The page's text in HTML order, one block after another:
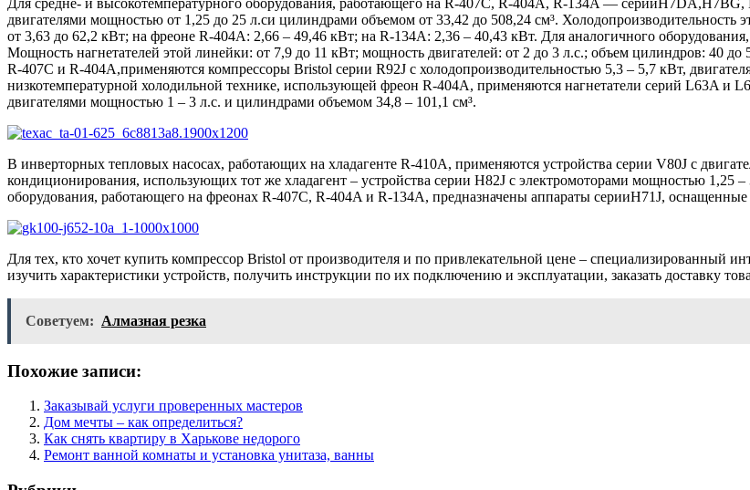
двигателями мощностью от 1,25 до 25 л.си цилиндрами объемом от 33,42 до 508,24 см³. Холодопроизводительность
от 3,63 до 62,2 кВт; на фреоне R-404A: 2,66 – 49,46 кВт; на R-134A: 2,36 – 40,43 кВт. Для аналогичного
Мощность нагнетателей этой линейки: от 7,9 до 11 кВт; мощность двигателей: от 2 до 3 л.с.; объем цилиндров: 40
R-407C и R-404A,применяются компрессоры Bristol серии R92J с холодопроизводительностью 5,3 – 5,7 кВт,
низкотемпературной холодильной технике, использующей фреон R-404A, применяются нагнетатели серий L63A и
двигателями мощностью 1 – 3 л.с. и цилиндрами объемом 34,8 – 101,1 см³.
В инверторных тепловых насосах, работающих на хладагенте R-410A, применяются устройства серии V80J с
кондиционирования, использующих тот же хладагент – устройства серии H82J с электромоторами мощностью 1,25
оборудования, работающего на фреонах R-407C, R-404A и R-134A, предназначены аппараты серииH71J,
Для тех, кто хочет купить компрессор Bristol от производителя и по привлекательной цене – специализированный
изучить характеристики устройств, получить инструкции по их подключению и эксплуатации, заказать доставку
Советуем: Алмазная резка
Похожие записи:
Заказывай услуги проверенных мастеров
Дом мечты – как определиться?
Как снять квартиру в Харькове недорого
Ремонт ванной комнаты и установка унитаза, ванны